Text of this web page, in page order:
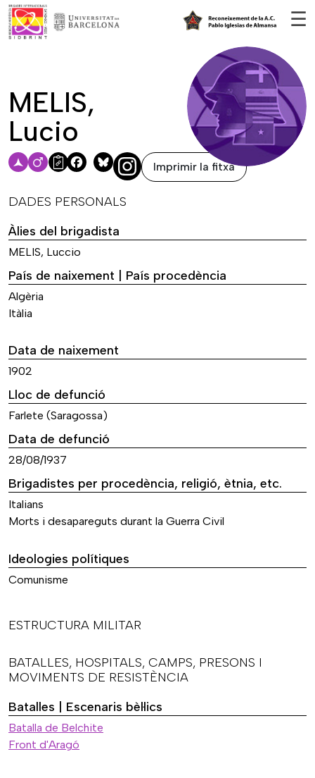
☰
MELIS,
Lucio
Facebook
Bluesky Imprimir la fitxa
DADES PERSONALS
Àlies del brigadista
MELIS, Luccio
País de naixement | País procedència
Algèria
Itàlia
Data de naixement
1902
Lloc de defunció
Farlete (Saragossa)
Data de defunció
28/08/1937
Brigadistes per procedència, religió, ètnia, etc.
Italians
Morts i desapareguts durant la Guerra Civil
Ideologies polítiques
Comunisme
ESTRUCTURA MILITAR
BATALLES, HOSPITALS, CAMPS, PRESONS I
MOVIMENTS DE RESISTÈNCIA
Batalles | Escenaris bèl·lics
Batalla de Belchite
Front d'Aragó